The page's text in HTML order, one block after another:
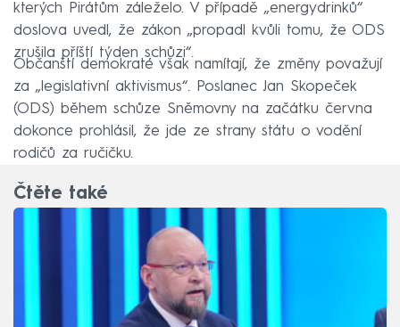
kterých Pirátům záleželo. V případě „energydrinků“
doslova uvedl, že zákon „propadl kvůli tomu, že ODS
zrušila příští týden schůzi“.
Občanští demokraté však namítají, že změny považují
za „legislativní aktivismus“. Poslanec Jan Skopeček
(ODS) během schůze Sněmovny na začátku června
dokonce prohlásil, že jde ze strany státu o vodění
rodičů za ručičku.
Čtěte také